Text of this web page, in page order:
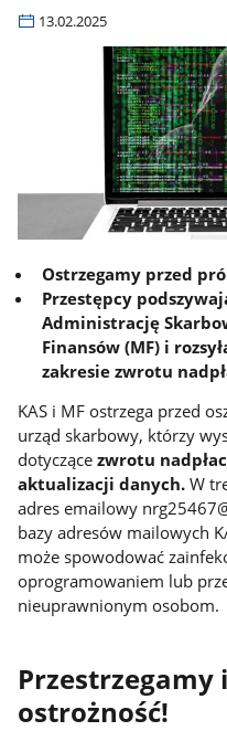
13.02.2025
Ostrzegamy przed
Przestępcy
Administrację
Finansów (MF) i
zakresie zwrotu
KAS i MF ostrzega przed
urząd skarbowy, którzy
dotyczącezwrotu
aktualizacji danych.W
adres emailowy
bazy adresów mailowych
może spowodować
oprogramowaniem lub
nieuprawnionym osobom.
Przestrzegamy
ostrożność!